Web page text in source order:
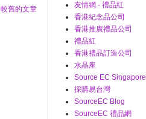
較舊的文章
友情網 - 禮品紅
香港紀念品公司
香港推廣禮品公司
禮品紅
香港禮品訂造公司
水晶座
Source EC Singapore
採購易台灣
SourceEC Blog
SourceEC 禮品網